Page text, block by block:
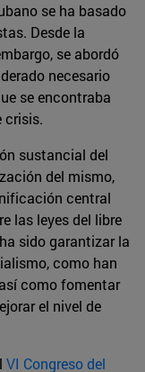
se ha basado
Desde la
se abordó
necesario
se encontraba
crisis.
sustancial del
del mismo,
central
las leyes del libre
sido garantizar la
como han
como fomentar
el nivel de
VI Congreso del